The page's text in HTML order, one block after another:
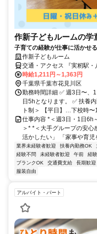
作新子どもルームの学
子育ての経験が仕事に活かせ
作新子どもルーム
交通・アクセス 『実籾駅
時給1,211円～1,363円
千葉県千葉市花見川区
勤務時間詳細 ✅ 週3日〜
日5hとなります。 ✅ 扶養
ト制＞ 【平日】…下校時〜
仕事内容 *＜週3日・1日6h
＞* *＜大手グループの安
活かしたい」 「家事や育児
業界未経験者歓迎 扶養内勤務OK
経験不問
未経験者歓迎 午前 経
ブランクOK
交通費支給 長期歓迎
服装自由
アルバイト・パート